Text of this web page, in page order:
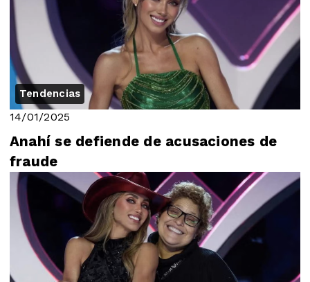
Tendencias
14/01/2025
Anahí se defiende de acusaciones de
fraude